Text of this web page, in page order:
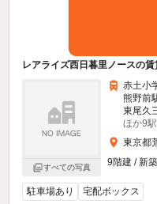
レアライズ西日暮里ノースの
すべての写真
赤土小
熊野前
東尾久
ほか9駅
東京都
9階建 / 新
駐車場あり 宅配ボックス